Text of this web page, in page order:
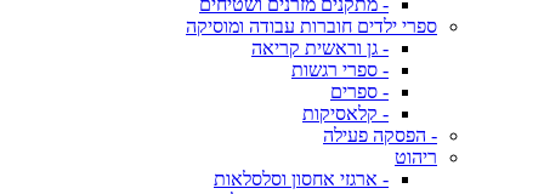
- מתקנים מזרנים ושטיחים
ספרי ילדים חוברות עבודה ומוסיקה
- גן וראשית קריאה
- ספרי רגשות
- ספרים
- קלאסיקות
- הפסקה פעילה
ריהוט
- ארגזי אחסון וסלסלאות